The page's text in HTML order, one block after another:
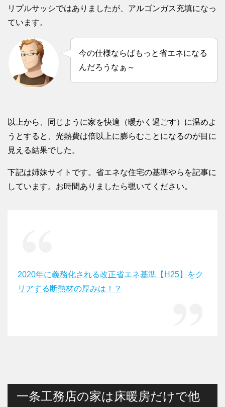
リプルサッシではありましたが、アルゴンガス充填になっ
ています。
今の仕様ならばもっと省エネになる
んだろうなぁ～
以上から、同じように家を快適（暖かく過ごす）に温めよ
うとすると、光熱費は倍以上に膨らむことになるのが目に
見える結果でした。
下記は姉妹サイトです。省エネな住宅の基準やらを記事に
しています。お時間ありましたら覗いてください。
2020年に義務化される改正省エネ基準【H25】をク
リアする断熱材の厚みは！？
一条工務店の家は床暖房だけで他